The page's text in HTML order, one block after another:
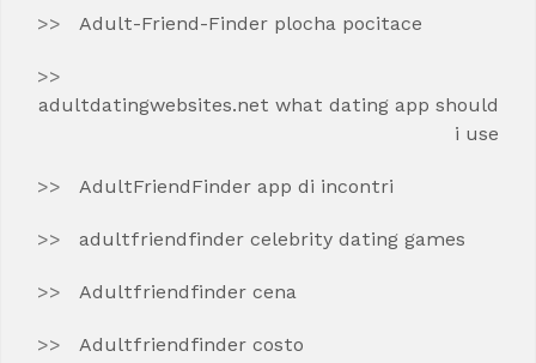
Adult-Friend-Finder plocha pocitace
adultdatingwebsites.net what dating app should
i use
AdultFriendFinder app di incontri
adultfriendfinder celebrity dating games
Adultfriendfinder cena
Adultfriendfinder costo